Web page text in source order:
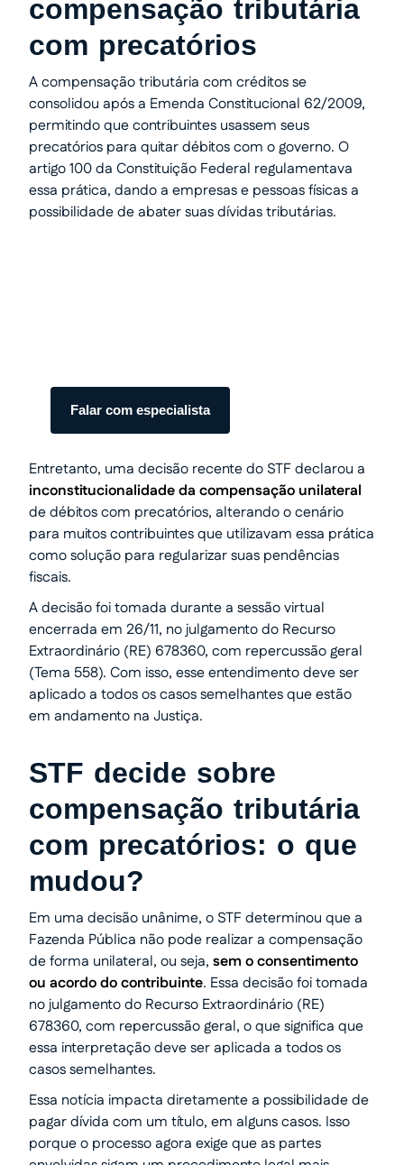
compensação tributária
com precatórios
A compensação tributária com créditos se
consolidou após a Emenda Constitucional 62/2009,
permitindo que contribuintes usassem seus
precatórios para quitar débitos com o governo. O
artigo 100 da Constituição Federal regulamentava
essa prática, dando a empresas e pessoas físicas a
possibilidade de abater suas dívidas tributárias.
Falar com especialista
Entretanto, uma decisão recente do STF declarou a
inconstitucionalidade da compensação unilateral
de débitos com precatórios, alterando o cenário
para muitos contribuintes que utilizavam essa prática
como solução para regularizar suas pendências
fiscais.
A decisão foi tomada durante a sessão virtual
encerrada em 26/11, no julgamento do Recurso
Extraordinário (RE) 678360, com repercussão geral
(Tema 558). Com isso, esse entendimento deve ser
aplicado a todos os casos semelhantes que estão
em andamento na Justiça.
STF decide sobre
compensação tributária
com precatórios: o que
mudou?
Em uma decisão unânime, o STF determinou que a
Fazenda Pública não pode realizar a compensação
de forma unilateral, ou seja, sem o consentimento
ou acordo do contribuinte. Essa decisão foi tomada
no julgamento do Recurso Extraordinário (RE)
678360, com repercussão geral, o que significa que
essa interpretação deve ser aplicada a todos os
casos semelhantes.
Essa notícia impacta diretamente a possibilidade de
pagar dívida com um título, em alguns casos. Isso
porque o processo agora exige que as partes